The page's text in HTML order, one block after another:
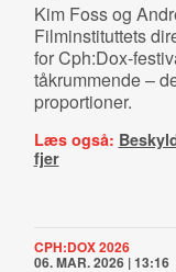
Kim Foss og
Filminstituttets
for Cph:Dox-
tåkrummende –
proportioner.
Læs også:
fjer
CPH:DOX 2026
06. MAR. 2026 | 13:16